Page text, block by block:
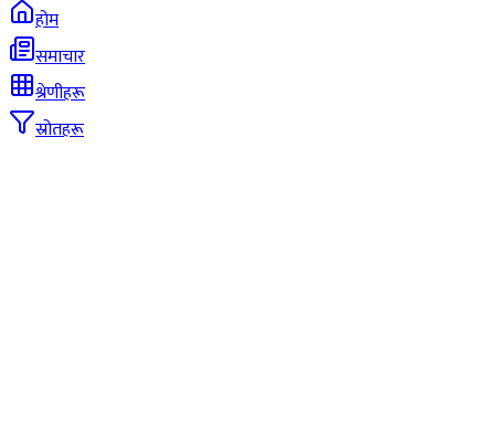
होम
समाचार
श्रेणीहरू
स्रोतहरू